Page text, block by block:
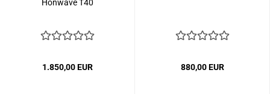
Honwave T40
1.850,00 EUR 880,00 EUR